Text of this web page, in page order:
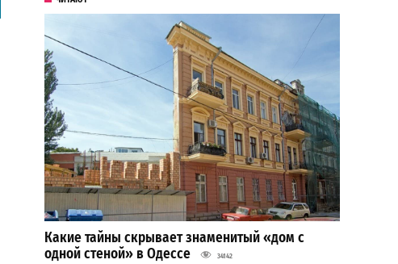
Какие тайны скрывает знаменитый «дом с
одной стеной» в Одессе
34142